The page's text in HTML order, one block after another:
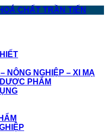
CHẤT TRẦN TIẾN
NÔNG NGHIỆP – XI MẠ
PHẨM